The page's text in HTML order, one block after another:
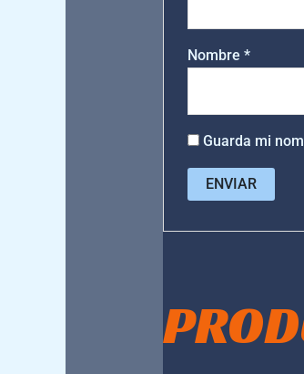
Nombre*
Guarda mi